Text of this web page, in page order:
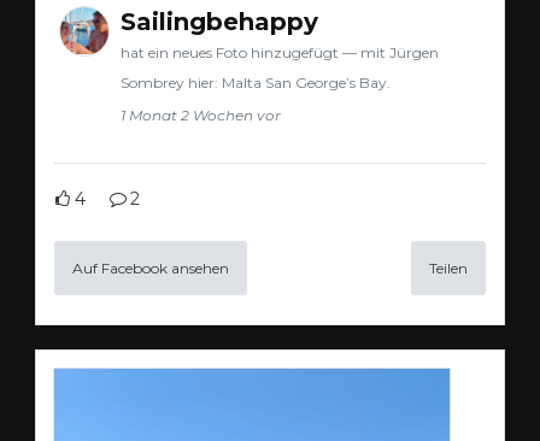
Sailingbehappy
hat ein neues Foto hinzugefügt — mit Jürgen
Sombrey hier: Malta San George’s Bay.
1 Monat 2 Wochen vor
4 2
Auf Facebook ansehen Teilen